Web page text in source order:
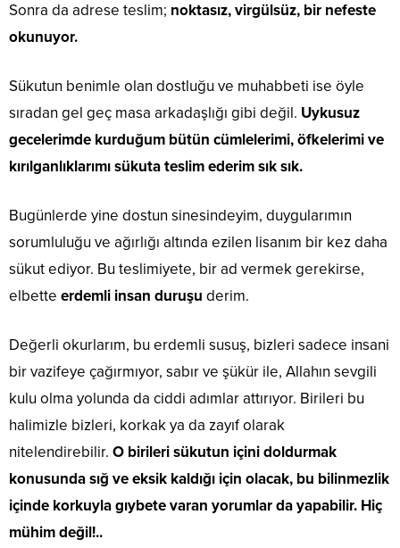
Sonra da adrese teslim; noktasız, virgülsüz, bir nefeste
okunuyor.
Sükutun benimle olan dostluğu ve muhabbeti ise öyle
sıradan gel geç masa arkadaşlığı gibi değil. Uykusuz
gecelerimde kurduğum bütün cümlelerimi, öfkelerimi ve
kırılganlıklarımı sükuta teslim ederim sık sık.
Bugünlerde yine dostun sinesindeyim, duygularımın
sorumluluğu ve ağırlığı altında ezilen lisanım bir kez daha
sükut ediyor. Bu teslimiyete, bir ad vermek gerekirse,
elbette erdemli insan duruşu derim.
Değerli okurlarım, bu erdemli susuş, bizleri sadece insani
bir vazifeye çağırmıyor, sabır ve şükür ile, Allahın sevgili
kulu olma yolunda da ciddi adımlar attırıyor. Birileri bu
halimizle bizleri, korkak ya da zayıf olarak
nitelendirebilir. O birileri sükutun içini doldurmak
konusunda sığ ve eksik kaldığı için olacak, bu bilinmezlik
içinde korkuyla gıybete varan yorumlar da yapabilir. Hiç
mühim değil!..